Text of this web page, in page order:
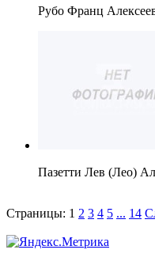
Рубо Франц
Пазетти Лев (Лео)
Страницы: 1 2 3 4 5 ... 14